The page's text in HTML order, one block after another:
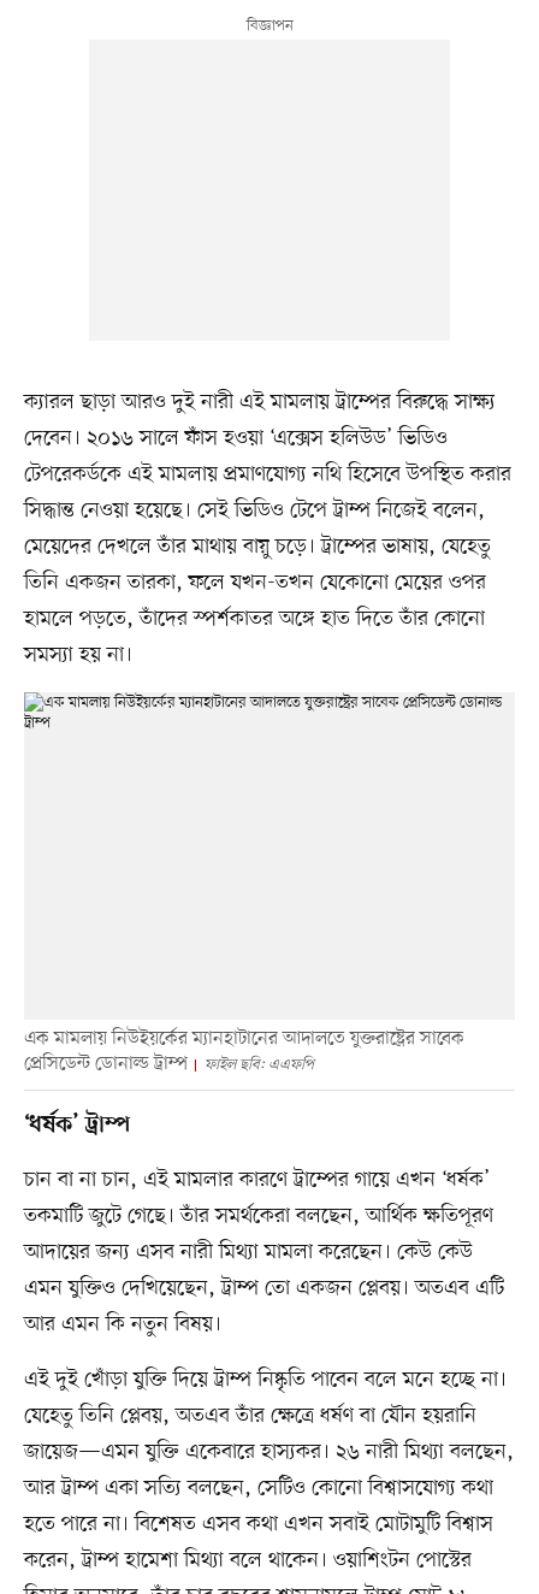
ক্যারল ছাড়া আরও দুই নারী এই মামলায় ট্রাম্পের বিরুদ্ধে সাক্ষ্য
দেবেন। ২০১৬ সালে ফাঁস হওয়া ‘এক্সেস হলিউড’ ভিডিও
টেপরেকর্ডকে এই মামলায় প্রমাণযোগ্য নথি হিসেবে উপস্থিত করার
সিদ্ধান্ত নেওয়া হয়েছে। সেই ভিডিও টেপে ট্রাম্প নিজেই বলেন,
মেয়েদের দেখলে তাঁর মাথায় বায়ু চড়ে। ট্রাম্পের ভাষায়, যেহেতু
তিনি একজন তারকা, ফলে যখন-তখন যেকোনো মেয়ের ওপর
হামলে পড়তে, তাঁদের স্পর্শকাতর অঙ্গে হাত দিতে তাঁর কোনো
সমস্যা হয় না।
এক মামলায় নিউইয়র্কের ম্যানহাটানের আদালতে যুক্তরাষ্ট্রের সাবেক
প্রেসিডেন্ট ডোনাল্ড ট্রাম্প
ফাইল ছবি: এএফপি
‘ধর্ষক’ ট্রাম্প
চান বা না চান, এই মামলার কারণে ট্রাম্পের গায়ে এখন ‘ধর্ষক’
তকমাটি জুটে গেছে। তাঁর সমর্থকেরা বলছেন, আর্থিক ক্ষতিপূরণ
আদায়ের জন্য এসব নারী মিথ্যা মামলা করেছেন। কেউ কেউ
এমন যুক্তিও দেখিয়েছেন, ট্রাম্প তো একজন প্লেবয়। অতএব এটি
আর এমন কি নতুন বিষয়।
এই দুই খোঁড়া যুক্তি দিয়ে ট্রাম্প নিষ্কৃতি পাবেন বলে মনে হচ্ছে না।
যেহেতু তিনি প্লেবয়, অতএব তাঁর ক্ষেত্রে ধর্ষণ বা যৌন হয়রানি
জায়েজ—এমন যুক্তি একেবারে হাস্যকর। ২৬ নারী মিথ্যা বলছেন,
আর ট্রাম্প একা সত্যি বলছেন, সেটিও কোনো বিশ্বাসযোগ্য কথা
হতে পারে না। বিশেষত এসব কথা এখন সবাই মোটামুটি বিশ্বাস
করেন, ট্রাম্প হামেশা মিথ্যা বলে থাকেন। ওয়াশিংটন পোস্টের